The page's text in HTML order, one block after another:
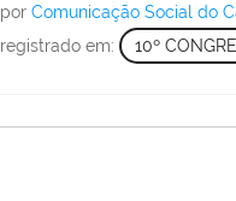
porComunicação Social do
registrado em: 10º